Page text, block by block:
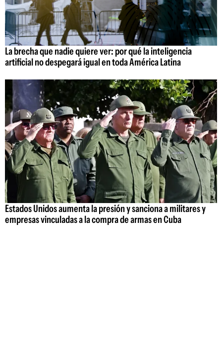
La brecha que nadie quiere ver: por qué la inteligencia
artificial no despegará igual en toda América Latina
Estados Unidos aumenta la presión y sanciona a militares y
empresas vinculadas a la compra de armas en Cuba